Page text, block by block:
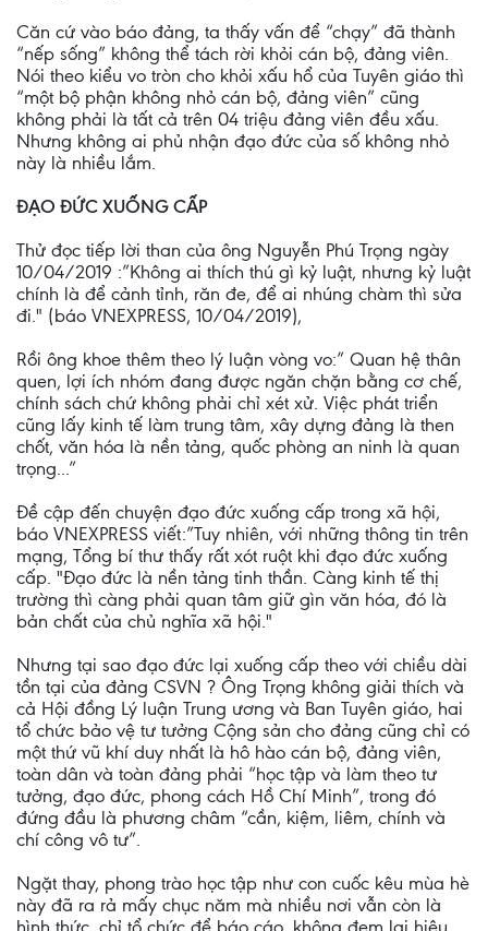
Căn cứ vào báo đảng, ta thấy vấn để “chạy” đã thành
“nếp sống” không thể tách rời khỏi cán bộ, đảng viên.
Nói theo kiểu vo tròn cho khỏi xấu hổ của Tuyên giáo thì
“một bộ phận không nhỏ cán bộ, đảng viên” cũng
không phải là tất cả trên 04 triệu đảng viên đều xấu.
Nhưng không ai phủ nhận đạo đức của số không nhỏ
này là nhiều lắm.
ĐẠO ĐỨC XUỐNG CẤP
Thử đọc tiếp lời than của ông Nguyễn Phú Trọng ngày
10/04/2019 :”Không ai thích thú gì kỷ luật, nhưng kỷ luật
chính là để cảnh tỉnh, răn đe, để ai nhúng chàm thì sửa
đi." (báo VNEXPRESS, 10/04/2019),
Rồi ông khoe thêm theo lý luận vòng vo:” Quan hệ thân
quen, lợi ích nhóm đang được ngăn chặn bằng cơ chế,
chính sách chứ không phải chỉ xét xử. Việc phát triển
cũng lấy kinh tế làm trung tâm, xây dựng đảng là then
chốt, văn hóa là nền tảng, quốc phòng an ninh là quan
trọng...”
Đề cập đến chuyện đạo đức xuống cấp trong xã hội,
báo VNEXPRESS viết:”Tuy nhiên, với những thông tin trên
mạng, Tổng bí thư thấy rất xót ruột khi đạo đức xuống
cấp. "Đạo đức là nền tảng tinh thần. Càng kinh tế thị
trường thì càng phải quan tâm giữ gìn văn hóa, đó là
bản chất của chủ nghĩa xã hội."
Nhưng tại sao đạo đức lại xuống cấp theo với chiều dài
tồn tại của đảng CSVN ? Ông Trọng không giải thích và
cả Hội đồng Lý luận Trung ương và Ban Tuyên giáo, hai
tổ chức bảo vệ tư tưởng Cộng sản cho đảng cũng chỉ có
một thứ vũ khí duy nhất là hô hào cán bộ, đảng viên,
toàn dân và toàn đảng phải “học tập và làm theo tư
tưởng, đạo đức, phong cách Hồ Chí Minh”, trong đó
đứng đầu là phương châm “cần, kiệm, liêm, chính và
chí công vô tư”.
Ngặt thay, phong trào học tập như con cuốc kêu mùa hè
này đã ra rả mấy chục năm mà nhiều nơi vẫn còn là
hình thức, chỉ tổ chức để báo cáo, không đem lại hiệu